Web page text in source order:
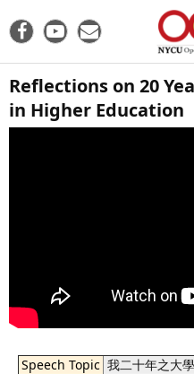
Reflections on 20
in Higher Education
Speech Topic 我二十年之大